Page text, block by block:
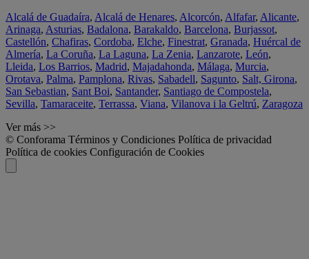
Alcalá de Guadaíra, Alcalá de Henares, Alcorcón, Alfafar, Alicante,
Arinaga, Asturias, Badalona, Barakaldo, Barcelona, Burjassot,
Castellón, Chafiras, Cordoba, Elche, Finestrat, Granada, Huércal de
Almería, La Coruña, La Laguna, La Zenia, Lanzarote, León,
Lleida, Los Barrios, Madrid, Majadahonda, Málaga, Murcia,
Orotava, Palma, Pamplona, Rivas, Sabadell, Sagunto, Salt, Girona,
San Sebastian, Sant Boi, Santander, Santiago de Compostela,
Sevilla, Tamaraceite, Terrassa, Viana, Vilanova i la Geltrú, Zaragoza
Ver más >>
© Conforama Términos y Condiciones Política de privacidad
Política de cookies Configuración de Cookies